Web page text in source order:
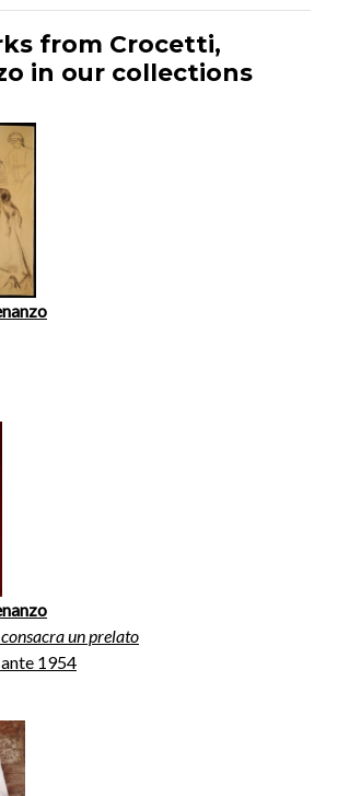
from Crocetti,
in our collections
un prelato
1954